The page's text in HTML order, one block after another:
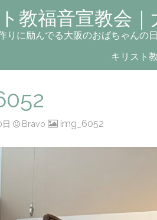
教福音宣教会
りに励んでる大阪のおばちゃんの
キリスト
Bravo img_6052